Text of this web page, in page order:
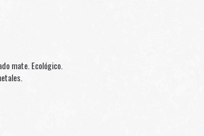
mate. Ecológico.